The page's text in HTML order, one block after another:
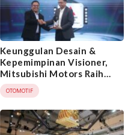
Keunggulan Desain &
Kepemimpinan Visioner,
Mitsubishi Motors Raih
Prestasi Ganda di Indonesia
Automotive Awards 2025
OTOMOTIF